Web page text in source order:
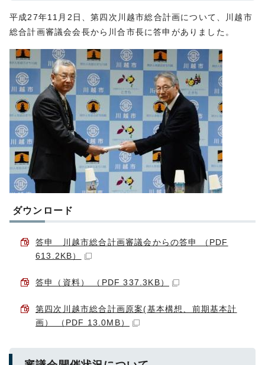
平成27年11月2日、第四次川越市総合計画について、川越市
総合計画審議会会長から川合市長に答申がありました。
ダウンロード
答申 川越市総合計画審議会からの答申 （PDF
613.2KB）
答申（資料） （PDF 337.3KB）
第四次川越市総合計画原案(基本構想、前期基本計
画） （PDF 13.0MB）